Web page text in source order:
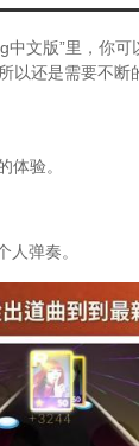
求生中文版攻略)
拟器中文版下载)
全(玩校园模拟器
游戏手游)
(金庸无双攻略
双大蛇2终极版
兵5花火中文版
游戏中文攻略视
攻略起点中文)
3罪恶都市下载
塔岛中文汉化版
中文)
(寻秦记电脑版)
文版”里，你
还是需要不断
体验。
弹奏。